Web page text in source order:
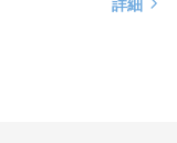
詳細